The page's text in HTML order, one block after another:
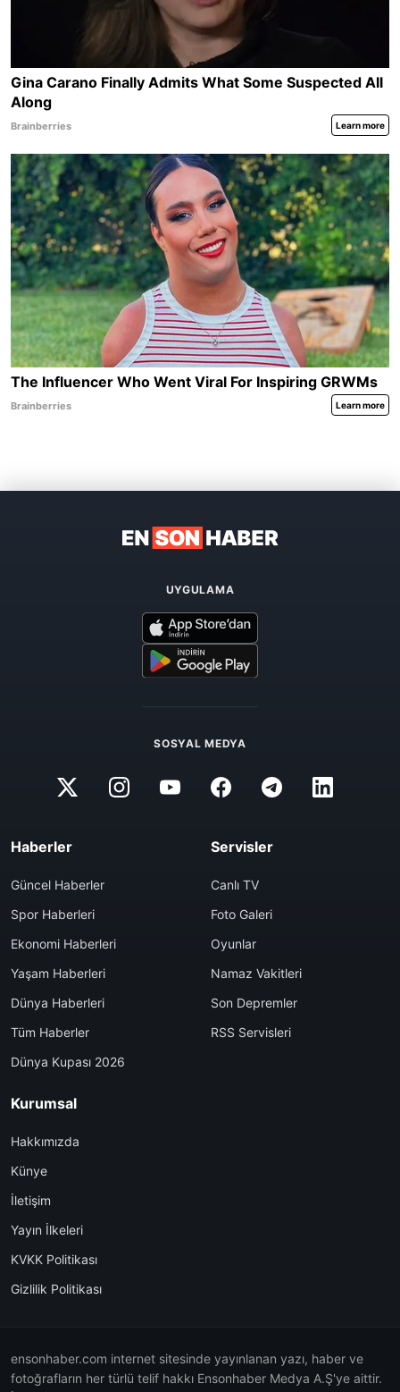
UYGULAMA
SOSYAL MEDYA
Haberler
Güncel Haberler
Spor Haberleri
Ekonomi Haberleri
Yaşam Haberleri
Dünya Haberleri
Tüm Haberler
Dünya Kupası 2026
Servisler
Canlı TV
Foto Galeri
Oyunlar
Namaz Vakitleri
Son Depremler
RSS Servisleri
Kurumsal
Hakkımızda
Künye
İletişim
Yayın İlkeleri
KVKK Politikası
Gizlilik Politikası
ensonhaber.com internet sitesinde yayınlanan yazı, haber ve
fotoğrafların her türlü telif hakkı Ensonhaber Medya A.Ş'ye aittir.